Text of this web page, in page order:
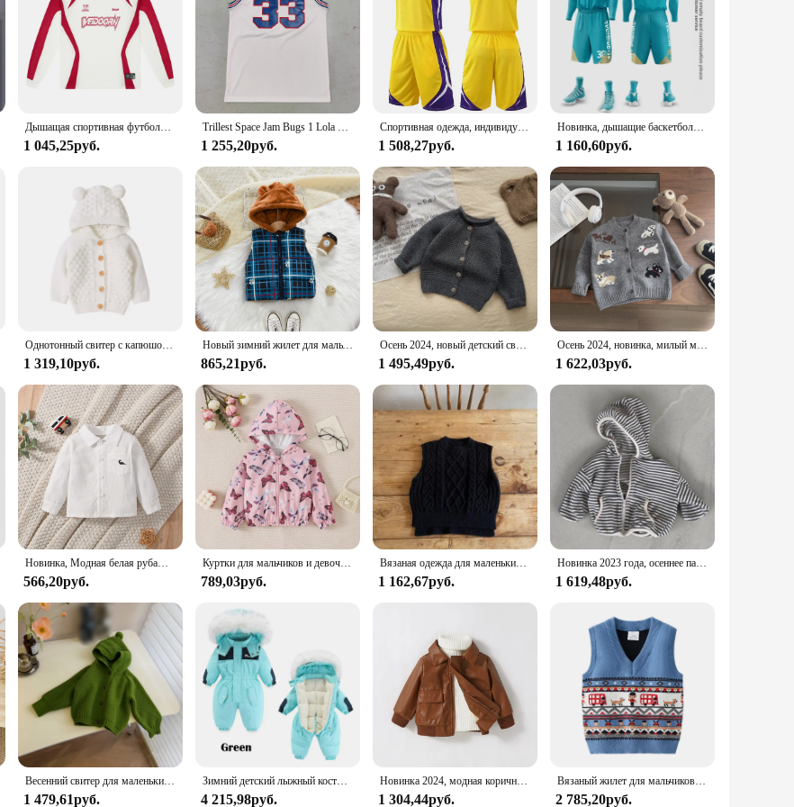
Дышащая спортивная футболка с длинными рукавами для мужчин, легкая быстросохнущая спортивная баскетбольная майка большого размера, уличная спортивная одежда
1 045,25руб.
Trillest Space Jam Bugs 1 Lola 10 Murray 22 TAZ D.Duck 2 Белая баскетбольная майка Tune Squad Мужская одежда для вечеринки на Хэллоуин
1 255,20руб.
Спортивная одежда, индивидуальный мужской стиль, набор одежды для профессиональной баскетбольной команды, униформа для тренировок
1 508,27руб.
Новинка, дышащие баскетбольные Джерси для мужчин, женщин, детей, студентов, тренировочный жилет, Спортивная униформа для соревнований
1 160,60руб.
Однотонный свитер с капюшоном для новорожденных, на возраст 0-24 месяца
1 319,10руб.
Новый зимний жилет для мальчиков, термобелье с меховым клетчатым узором и капюшоном, без рукавов, на молнии, с конскими сезонными медвежьими ушками
865,21руб.
Осень 2024, новый детский свитер с длинным рукавом, пальто, однотонный вязаный кардиган для маленьких девочек, хлопковая теплая куртка для мальчиков, повседневная трикотажная одежда для малышей
1 495,49руб.
Осень 2024, новинка, милый мультяшный вязаный кардиган для маленьких девочек, свитер для маленьких мальчиков с длинным рукавом, пальто, повседневная куртка для малышей, хлопковая одежда
1 622,03руб.
Новинка, Модная белая рубашка для маленьких мальчиков на весну и осень, удобное пальто с вышивкой в виде маленького динозавра для отдыха и спорта
566,20руб.
Куртки для мальчиков и девочек на весну/осень, тонкий свитер на молнии с капюшоном для детей, куртка с бабочками и цветами для детей средней школы
789,03руб.
Вязаная одежда для маленьких девочек, Свитера без рукавов, Осенний хлопковый жилет для мальчиков, однотонные топы, вязаный жилет, пуловер для малышей, верхняя одежда
1 162,67руб.
Новинка 2023 года, осеннее пальто с капюшоном для малышей, хлопковая куртка в полоску для младенцев, детская повседневная одежда с длинными рукавами, детская толстовка с капюшоном для мальчиков и девочек
1 619,48руб.
Весенний свитер для маленьких девочек и мальчиков, осенний модный вязаный кардиган с капюшоном, универсальная куртка, пальто, детские кардиганы, одежда
1 479,61руб.
Зимний детский лыжный костюм до 30 градусов, водонепроницаемый утепленный детский комбинезон, бархатные комбинезоны для мальчиков, теплый комплект детской одежды
4 215,98руб.
Новинка 2024, модная коричневая кожаная куртка с длинным рукавом для маленьких мальчиков, осень/зима, искусственная кожа
1 304,44руб.
Вязаный жилет для мальчиков, испанская детская одежда, детский вязаный свитер, джемпер без рукавов для маленьких девочек, осень 2023, пуловер для новорожденных, одежда
2 785,20руб.